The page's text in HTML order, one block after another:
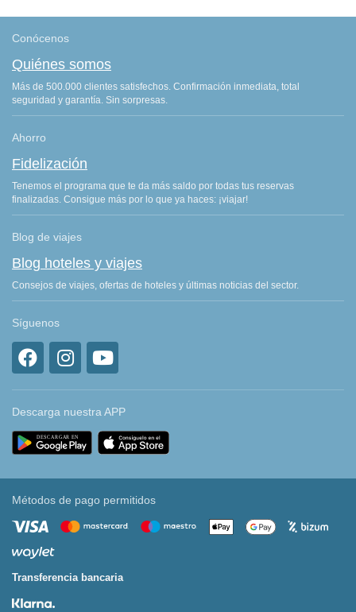
Conócenos
Quiénes somos
Más de 500.000 clientes satisfechos. Confirmación inmediata, total
seguridad y garantía. Sin sorpresas.
Ahorro
Fidelización
Tenemos el programa que te da más saldo por todas tus reservas
finalizadas. Consigue más por lo que ya haces: ¡viajar!
Blog de viajes
Blog hoteles y viajes
Consejos de viajes, ofertas de hoteles y últimas noticias del sector.
Síguenos
Descarga nuestra APP
Métodos de pago permitidos
Transferencia bancaria